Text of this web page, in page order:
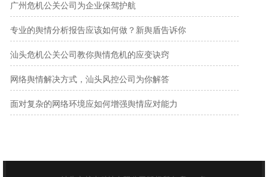
广州危机公关公司为企业保驾护航
专业的舆情分析报告应该如何做？新舆盾告诉你
汕头危机公关公司教你舆情危机的应变诀窍
网络舆情解决方式，汕头风控公司为你解答
面对复杂的网络环境应如何增强舆情应对能力